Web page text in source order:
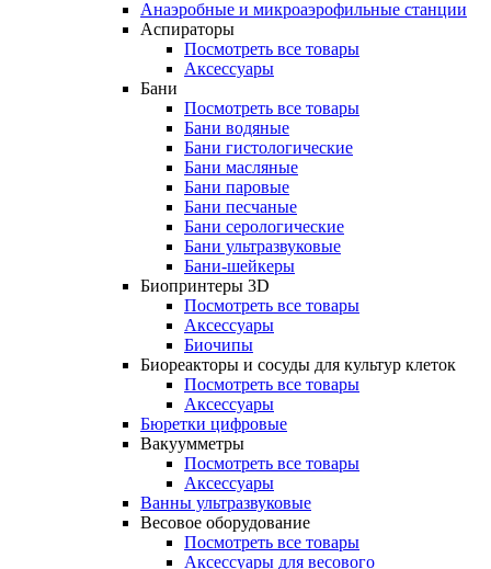
Анаэробные и микроаэрофильные станции
Аспираторы
Посмотреть все товары
Аксессуары
Бани
Посмотреть все товары
Бани водяные
Бани гистологические
Бани масляные
Бани паровые
Бани песчаные
Бани серологические
Бани ультразвуковые
Бани-шейкеры
Биопринтеры 3D
Посмотреть все товары
Аксессуары
Биочипы
Биореакторы и сосуды для культур клеток
Посмотреть все товары
Аксессуары
Бюретки цифровые
Вакуумметры
Посмотреть все товары
Аксессуары
Ванны ультразвуковые
Весовое оборудование
Посмотреть все товары
Аксессуары для весового